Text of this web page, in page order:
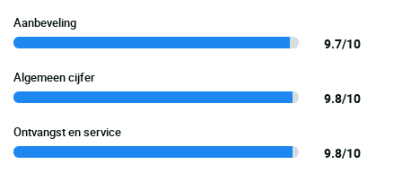
Aanbeveling
9.7/10
Algemeen cijfer
9.8/10
Ontvangst en service
9.8/10